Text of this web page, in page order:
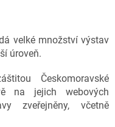
velké množství výstav
úroveň.
Českomoravské
na jejich webových
zveřejněny, včetně